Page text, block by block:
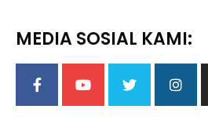
MEDIA SOSIAL KAMI: